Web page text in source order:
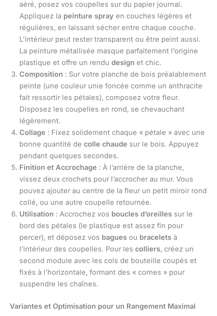
aéré, posez vos coupelles sur du papier journal.
Appliquez la peinture spray en couches légères et
régulières, en laissant sécher entre chaque couche.
L’intérieur peut rester transparent ou être peint aussi.
La peinture métallisée masque parfaitement l’origine
plastique et offre un rendu design et chic.
Composition : Sur votre planche de bois préalablement
peinte (une couleur unie foncée comme un anthracite
fait ressortir les pétales), composez votre fleur.
Disposez les coupelles en rond, se chevauchant
légèrement.
Collage : Fixez solidement chaque « pétale » avec une
bonne quantité de colle chaude sur le bois. Appuyez
pendant quelques secondes.
Finition et Accrochage : À l’arrière de la planche,
vissez deux crochets pour l’accrocher au mur. Vous
pouvez ajouter au centre de la fleur un petit miroir rond
collé, ou une autre coupelle retournée.
Utilisation : Accrochez vos boucles d’oreilles sur le
bord des pétales (le plastique est assez fin pour
percer), et déposez vos bagues ou bracelets à
l’intérieur des coupelles. Pour les colliers, créez un
second module avec les cols de bouteille coupés et
fixés à l’horizontale, formant des « cornes » pour
suspendre les chaînes.
Variantes et Optimisation pour un Rangement Maximal